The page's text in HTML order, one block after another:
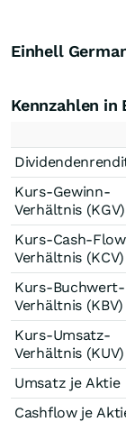
Einhell
Kennzahlen in
Kurs-Gewinn-
Verhältnis (KGV)
Kurs-Cash-
Verhältnis (KCV)
Kurs-Buchwert-
Verhältnis (KBV)
Kurs-Umsatz-
Verhältnis (KUV)
Umsatz je Aktie
Cashflow je